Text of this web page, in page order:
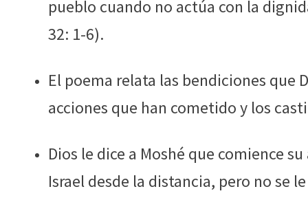
pueblo cuando no actúa con la
32: 1-6).
El poema relata las bendiciones que
acciones que han cometido y los
Dios le dice a Moshé que comience
Israel desde la distancia, pero no se